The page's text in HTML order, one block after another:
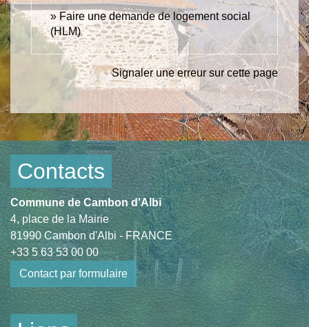
Faire une demande de logement social
(HLM)
Signaler une erreur sur cette page
Contacts
Commune de Cambon d'Albi
4, place de la Mairie
81990 Cambon d'Albi - FRANCE
+33 5 63 53 00 00
Contact par formulaire